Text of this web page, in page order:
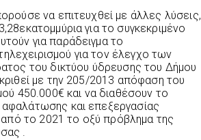
να επιτευχθεί με άλλες λύσεις,
για το συγκεκριμένο
για παράδειγμα το
για τον έλεγχο των
του δικτύου ύδρευσης του Δήμου
με την 205/2013 απόφαση του
450.000€ και να διαθέσουν το
και επεξεργασίας
από το 2021 το οξύ πρόβλημα της
.